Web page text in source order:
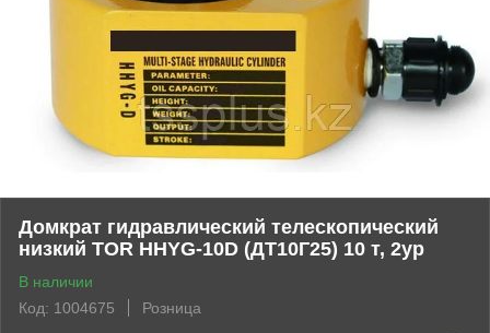
Домкрат гидравлический телескопический
низкий TOR HHYG-10D (ДТ10Г25) 10 т, 2ур
В наличии
Код: 1004675
Розница